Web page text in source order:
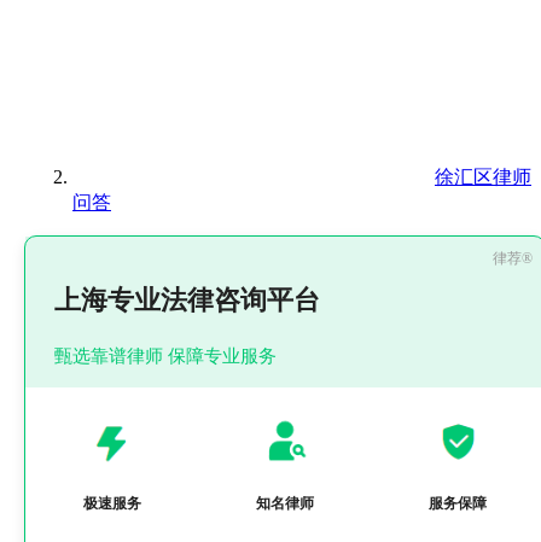
徐汇区律师
问答
上海专业法律咨询平台
甄选靠谱律师 保障专业服务
极速服务 知名律师 服务保障